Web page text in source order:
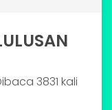
3831 kali